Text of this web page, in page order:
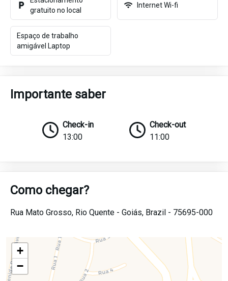
gratuito no local
Internet Wi-fi
Espaço de trabalho
amigável Laptop
Importante saber
Check-in
13:00
Check-out
11:00
Como chegar?
Rua Mato Grosso, Rio Quente - Goiás, Brazil - 75695-000
+
−